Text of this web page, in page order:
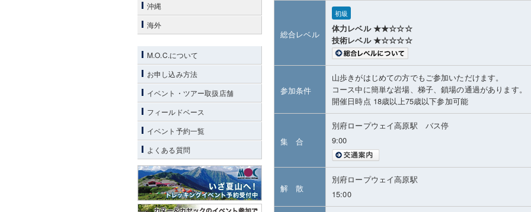
総合レベル
初級
体力レベル ★★☆☆☆
技術レベル ★☆☆☆☆
参加条件
山歩きがはじめての方でもご参加いただけます。
コース中に簡単な岩場、梯子、鎖場の通過があります。
開催日時点 18歳以上75歳以下参加可能
集 合
別府ロープウェイ高原駅 バス停
9:00
解 散
別府ロープウェイ高原駅
15:00
沖縄
海外
M.O.C.について
お申し込み方法
イベント・ツアー取扱店舗
フィールドベース
イベント予約一覧
よくある質問